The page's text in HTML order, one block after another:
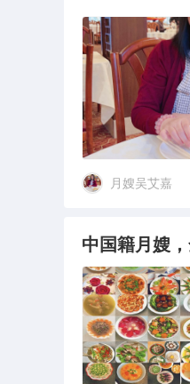
月嫂吴艾嘉
中国籍月嫂